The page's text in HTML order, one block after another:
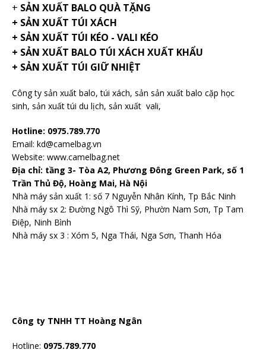
+ SẢN XUẤT BALO QUÀ TẶNG
+ SẢN XUẤT TÚI XÁCH
+ SẢN XUẤT TÚI KÉO - VALI KÉO
+ SẢN XUẤT BALO TÚI XÁCH XUẤT KHẨU
+ SẢN XUẤT TÚI GIỮ NHIỆT
Công ty sản xuất balo, túi xách, sản sản xuất balo cặp học
sinh, sản xuất túi du lịch, sản xuất vali,
Hotline: 0975.789.770
Email: kd@camelbag.vn
Website: www.camelbag.net
Địa chỉ: tầng 3- Tòa A2, Phương Đông Green Park, số 1
Trần Thủ Độ, Hoàng Mai, Hà Nội
Nhà máy sản xuất 1: số 7 Nguyễn Nhân Kính, Tp Bắc Ninh
Nhà máy sx 2: Đường Ngô Thì Sỹ, Phườn Nam Sơn, Tp Tam
Điệp, Ninh Bình
Nhà máy sx 3 : Xóm 5, Nga Thái, Nga Sơn, Thanh Hóa
Công ty TNHH TT Hoàng Ngân
Hotline: 0975.789.770